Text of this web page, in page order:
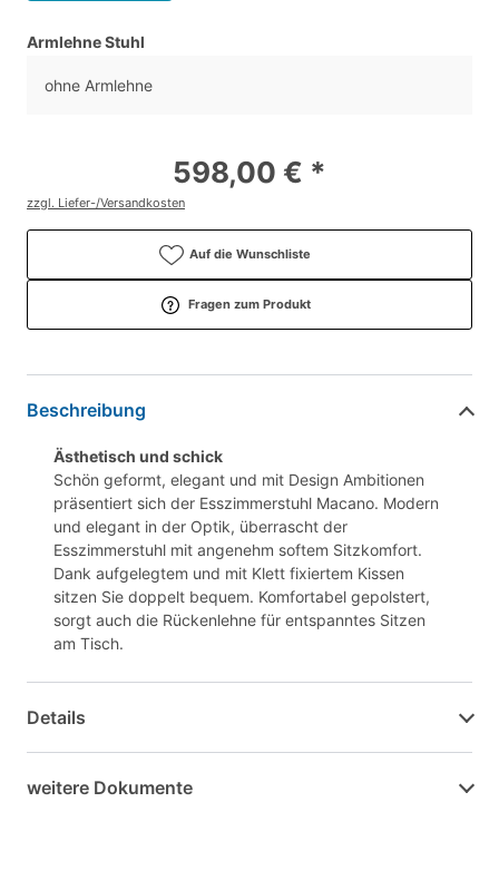
Armlehne Stuhl
ohne Armlehne
598,00 € *
zzgl. Liefer-/Versandkosten
Auf die Wunschliste
Fragen zum Produkt
Beschreibung
Ästhetisch und schick
Schön geformt, elegant und mit Design Ambitionen
präsentiert sich der Esszimmerstuhl Macano. Modern
und elegant in der Optik, überrascht der
Esszimmerstuhl mit angenehm softem Sitzkomfort.
Dank aufgelegtem und mit Klett fixiertem Kissen
sitzen Sie doppelt bequem. Komfortabel gepolstert,
sorgt auch die Rückenlehne für entspanntes Sitzen
am Tisch.
Details
weitere Dokumente